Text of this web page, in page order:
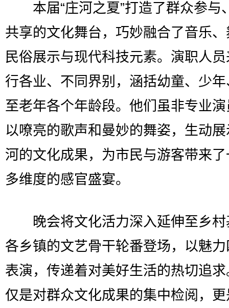
本届“庄河之夏”打造了群众参与
共享的文化舞台，巧妙融合了音乐
民俗展示与现代科技元素。演职人
行各业、不同界别，涵括幼童、少
至老年各个年龄段。他们虽非专业
以嘹亮的歌声和曼妙的舞姿，生动
河的文化成果，为市民与游客带来
多维度的感官盛宴。
晚会将文化活力深入延伸至乡村
各乡镇的文艺骨干轮番登场，以魅
表演，传递着对美好生活的热切追
仅是对群众文化成果的集中检阅，